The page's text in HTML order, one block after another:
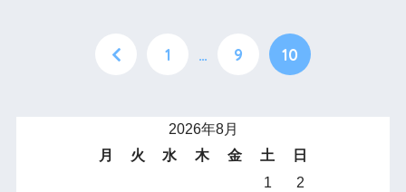
1 … 9 10
2026年8月
月
火 水 木 金 土
日
1
2